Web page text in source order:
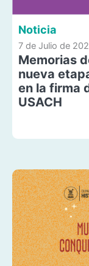
Noticia
7 de Julio de
Memorias
nueva
en la firma
USACH